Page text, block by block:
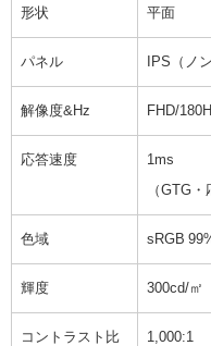
形状 平面
パネル IPS（ノ
解像度&Hz FHD/
応答速度 1ms
（GTG
色域 sRGB
輝度 300cd/㎡
コントラスト比 1,000:1